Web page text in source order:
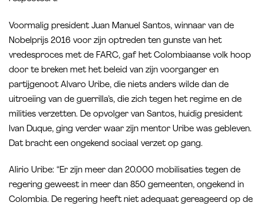
Voormalig president Juan Manuel Santos, winnaar van de
Nobelprijs 2016 voor zijn optreden ten gunste van het
vredesproces met de FARC, gaf het Colombiaanse volk hoop
door te breken met het beleid van zijn voorganger en
partijgenoot Alvaro Uribe, die niets anders wilde dan de
uitroeiing van de guerrilla’s, die zich tegen het regime en de
milities verzetten. De opvolger van Santos, huidig president
Ivan Duque, ging verder waar zijn mentor Uribe was gebleven.
Dat bracht een ongekend sociaal verzet op gang.
Alirio Uribe: “Er zijn meer dan 20.000 mobilisaties tegen de
regering geweest in meer dan 850 gemeenten, ongekend in
Colombia. De regering heeft niet adequaat gereageerd op de